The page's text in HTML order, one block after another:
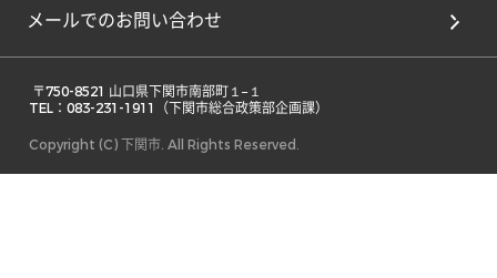
メールでのお問い合わせ
TEL：083-231-1911（下関市総合政策部企画課）
Copyright (C) 下関市. All Rights Reserved.